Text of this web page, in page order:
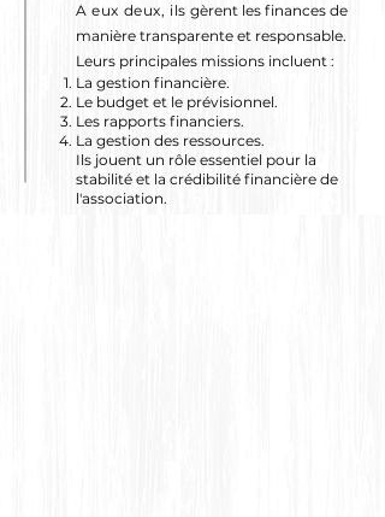
A eux deux, ils gèrent les finances de
manière transparente et responsable.
Leurs principales missions incluent :
La gestion financière.
Le budget et le prévisionnel.
Les rapports financiers.
La gestion des ressources.
Ils jouent un rôle essentiel pour la
stabilité et la crédibilité financière de
l'association.